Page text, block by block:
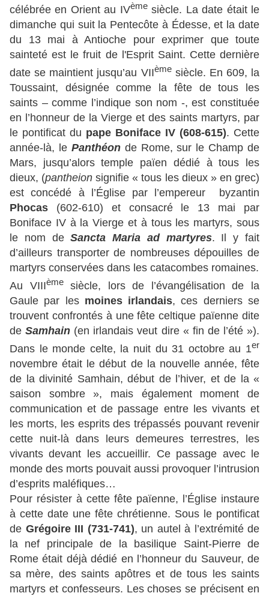
célébrée en Orient au IVèmesiècle. La date était le
dimanche qui suit la Pentecôte à Édesse, et la date
du 13 mai à Antioche pour exprimer que toute
sainteté est le fruit de l'Esprit Saint. Cette dernière
date se maintient jusqu’au VIIèmesiècle. En 609, la
Toussaint, désignée comme la fête de tous les
saints – comme l’indique son nom -, est constituée
en l’honneur de la Vierge et des saints martyrs, par
le pontificat du pape Boniface IV (608-615). Cette
année-là, le Panthéonde Rome, sur le Champ de
Mars, jusqu’alors temple païen dédié à tous les
dieux, (pantheion signifie « tous les dieux » en grec)
est concédé à l’Église par l’empereur byzantin
Phocas (602-610) et consacré le 13 mai par
Boniface IV à la Vierge et à tous les martyrs, sous
le nom deSancta Maria ad martyres. Il y fait
d’ailleurs transporter de nombreuses dépouilles de
martyrs conservées dans les catacombes romaines.
Au VIIIèmesiècle, lors de l’évangélisation de la
Gaule par les moines irlandais, ces derniers se
trouvent confrontés à une fête celtique païenne dite
deSamhain (en irlandais veut dire « fin de l’été »).
Dans le monde celte, la nuit du 31 octobre au 1er
novembre était le début de la nouvelle année, fête
de la divinité Samhain, début de l’hiver, et de la «
saison sombre », mais également moment de
communication et de passage entre les vivants et
les morts, les esprits des trépassés pouvant revenir
cette nuit-là dans leurs demeures terrestres, les
vivants devant les accueillir. Ce passage avec le
monde des morts pouvait aussi provoquer l’intrusion
d’esprits maléfiques…
Pour résister à cette fête païenne, l’Église instaure
à cette date une fête chrétienne. Sous le pontificat
de Grégoire III (731-741), un autel à l’extrémité de
la nef principale de la basilique Saint-Pierre de
Rome était déjà dédié en l’honneur du Sauveur, de
sa mère, des saints apôtres et de tous les saints
martyrs et confesseurs. Les choses se précisent en